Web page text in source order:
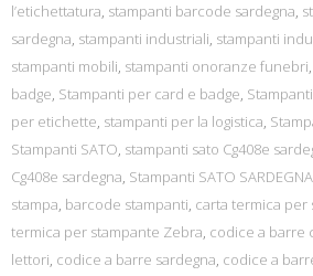
l’etichettatura, stampanti barcode sardegna,
sardegna, stampanti industriali, stampanti
stampanti mobili, stampanti onoranze funebri,
badge, Stampanti per card e badge,
per etichette, stampanti per la logistica,
Stampanti SATO, stampanti sato Cg408e
Cg408e sardegna, Stampanti SATO SARDEGNA
stampa, barcode stampanti, carta termica per
termica per stampante Zebra, codice a barre
lettori, codice a barre sardegna, codice a